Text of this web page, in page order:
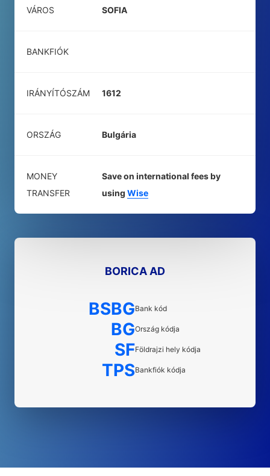
VÁROS SOFIA
BANKFIÓK
IRÁNYÍTÓSZÁM 1612
ORSZÁG Bulgária
MONEY
TRANSFER
Save on international fees by
using Wise
BORICA AD
BSBGBank kód
BGOrszág kódja
SFFöldrajzi hely kódja
TPSBankfiók kódja